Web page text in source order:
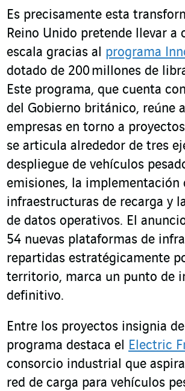
Es precisamente esta
Reino Unido pretende llevar a
escala gracias al programa
dotado de 200 millones de
Este programa, que cuenta
del Gobierno británico, reúne
empresas en torno a
se articula alrededor de tres
despliegue de vehículos
emisiones, la implementación
infraestructuras de recarga y
de datos operativos. El
54 nuevas plataformas de
repartidas estratégicamente
territorio, marca un punto de
definitivo.
Entre los proyectos insignia
programa destaca el
Electric
consorcio industrial que
red de carga para vehículos